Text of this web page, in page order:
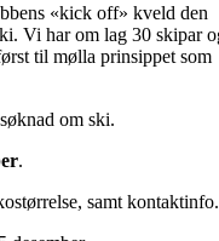
«kick off» kveld den
Vi har om lag 30 skipar
til mølla prinsippet som
om ski.
.
samt kontaktinfo.